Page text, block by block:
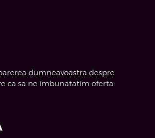
dumneavoastra despre
ca sa ne imbunatatim oferta.